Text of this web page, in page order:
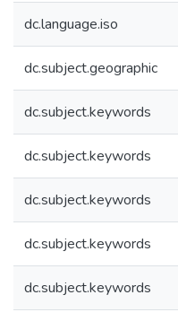
dc.language.iso
dc.subject.geographic
dc.subject.keywords
dc.subject.keywords
dc.subject.keywords
dc.subject.keywords
dc.subject.keywords